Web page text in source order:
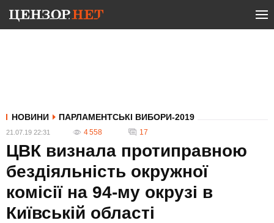
НОВИНИ ПАРЛАМЕНТСЬКІ ВИБОРИ-2019
21.07.19 22:31 4 558 17
ЦВК визнала протиправною
бездіяльність окружної
комісії на 94-му окрузі в
Київській області